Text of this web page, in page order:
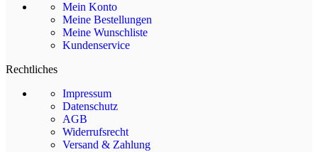
Mein Konto
Meine Bestellungen
Meine Wunschliste
Kundenservice
Rechtliches
Impressum
Datenschutz
AGB
Widerrufsrecht
Versand & Zahlung